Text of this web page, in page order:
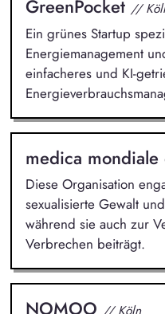
GreenPocket //
Ein grünes Startup
Energiemanagement
einfacheres und KI-
medica mondiale
Diese Organisation
sexualisierte Gewalt
während sie auch zur
Verbrechen beiträgt.
NOMOO